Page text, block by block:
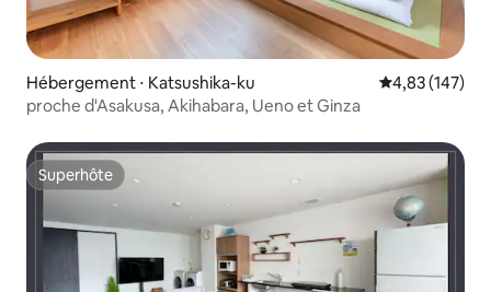
Hébergement ⋅ Katsushika-ku Évaluation
4,83 (147)
proche d'Asakusa, Akihabara, Ueno et Ginza
Superhôte
Superhôte